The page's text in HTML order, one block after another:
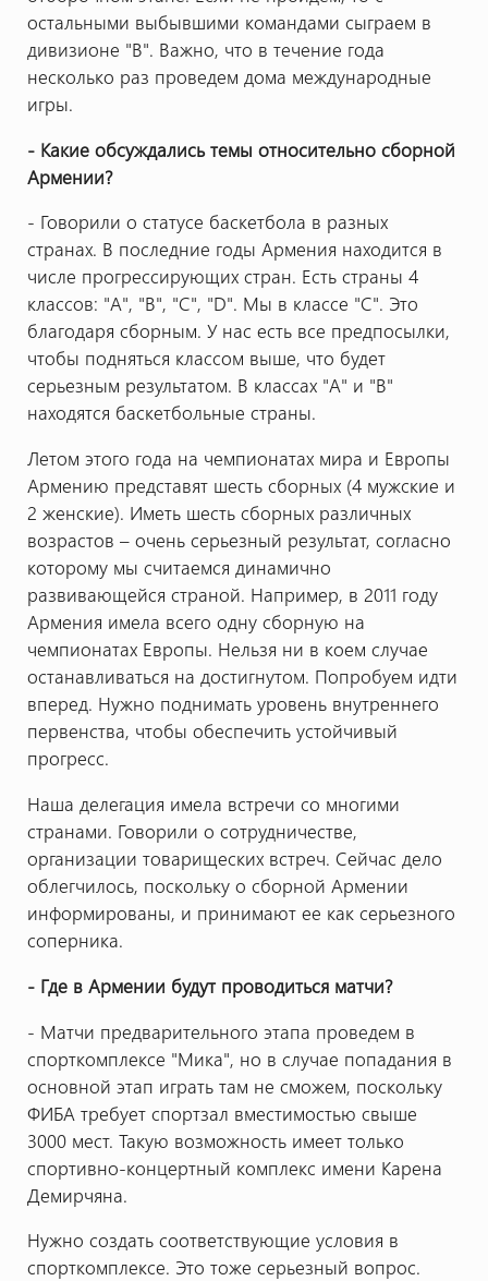
остальными выбывшими командами сыграем в
дивизионе "В". Важно, что в течение года
несколько раз проведем дома международные
игры.
- Какие обсуждались темы относительно сборной
Армении?
- Говорили о статусе баскетбола в разных
странах. В последние годы Армения находится в
числе прогрессирующих стран. Есть страны 4
классов: "А", "В", "С", "D". Мы в классе "С". Это
благодаря сборным. У нас есть все предпосылки,
чтобы подняться классом выше, что будет
серьезным результатом. В классах "А" и "В"
находятся баскетбольные страны.
Летом этого года на чемпионатах мира и Европы
Армению представят шесть сборных (4 мужские и
2 женские). Иметь шесть сборных различных
возрастов – очень серьезный результат, согласно
которому мы считаемся динамично
развивающейся страной. Например, в 2011 году
Армения имела всего одну сборную на
чемпионатах Европы. Нельзя ни в коем случае
останавливаться на достигнутом. Попробуем идти
вперед. Нужно поднимать уровень внутреннего
первенства, чтобы обеспечить устойчивый
прогресс.
Наша делегация имела встречи со многими
странами. Говорили о сотрудничестве,
организации товарищеских встреч. Сейчас дело
облегчилось, поскольку о сборной Армении
информированы, и принимают ее как серьезного
соперника.
- Где в Армении будут проводиться матчи?
- Матчи предварительного этапа проведем в
спорткомплексе "Мика", но в случае попадания в
основной этап играть там не сможем, поскольку
ФИБА требует спортзал вместимостью свыше
3000 мест. Такую возможность имеет только
спортивно-концертный комплекс имени Карена
Демирчяна.
Нужно создать соответствующие условия в
спорткомплексе. Это тоже серьезный вопрос.